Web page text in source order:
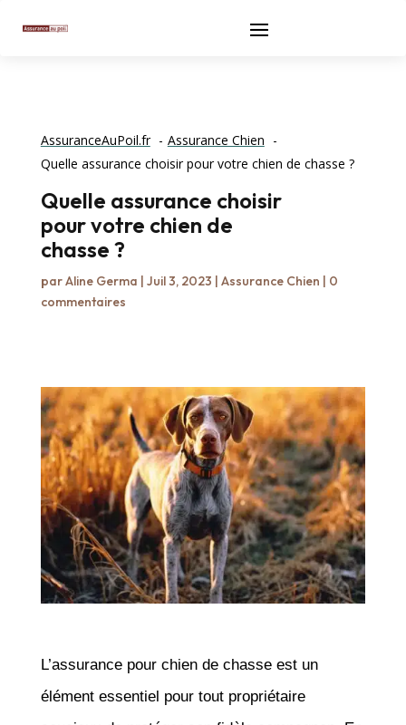
AssuranceAuPoil.fr
Assurance Chien
Quelle assurance choisir pour votre chien de chasse ?
Quelle assurance choisir
pour votre chien de
chasse ?
parAline Germa | Juil 3, 2023 | Assurance Chien | 0
commentaires
L’assurance pour chien de chasse est un
élément essentiel pour tout propriétaire